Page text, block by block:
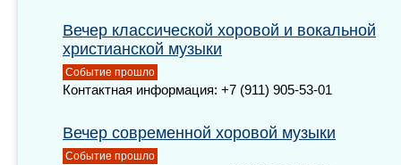
Вечер классической хоровой и вокальной
христианской музыки
Событие прошло
Контактная информация: +7 (911) 905-53-01
Вечер современной хоровой музыки
Событие прошло